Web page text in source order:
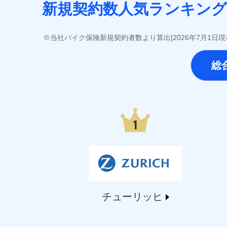
第一ネオ生命保険株式会社（https://
太陽生命保険株式会社（https://www.taiyo-
東京海上日動あんしん生命保険株式会社（
なないろ生命保険株式会社（https://
日本生命保険相互会社（https://
三井住友海上あいおい生命保険株式会社（
メットライフ生命株式会社(https://
メディケア生命保険株式会社（https://
■少額短期保険
株式会社アシロ少額短期保険 (https://
SBIリスタ少額短期保険会社 (https://
新規契約数人気ランキング
当社バイク保険新規契約者数より算出[2026年7月1日現
総
チューリッヒ